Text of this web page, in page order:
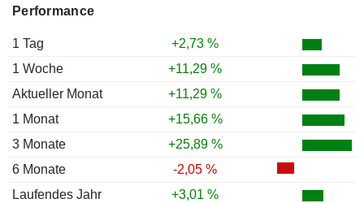
Performance
1 Tag
+2,73 %
1 Woche
+11,29 %
Aktueller Monat
+11,29 %
1 Monat
+15,66 %
3 Monate
+25,89 %
6 Monate
-2,05 %
Laufendes Jahr
+3,01 %